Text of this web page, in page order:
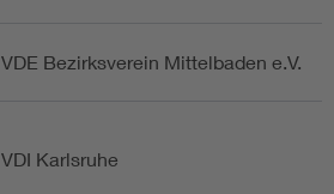
VDE Bezirksverein Mittelbaden e.V.
VDI Karlsruhe